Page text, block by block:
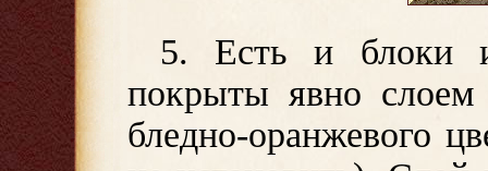
5. Есть и блоки
покрыты явно
бледно-оранжевого